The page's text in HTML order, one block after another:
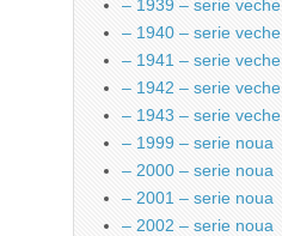
– 1939 – serie veche
– 1940 – serie veche
– 1941 – serie veche
– 1942 – serie veche
– 1943 – serie veche
– 1999 – serie noua
– 2000 – serie noua
– 2001 – serie noua
– 2002 – serie noua